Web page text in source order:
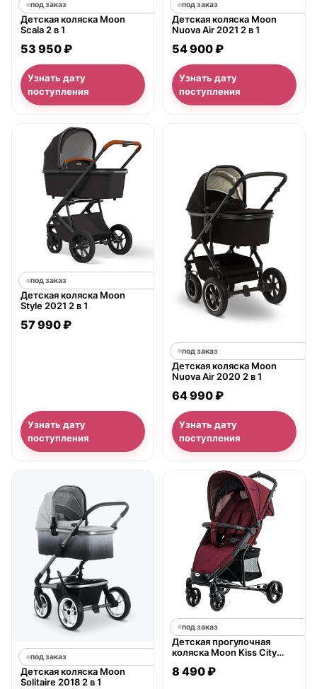
под заказ
Детская коляска Moon
Scala 2 в 1
53 950 ₽
Узнать дату
поступления
под заказ
Детская коляска Moon
Nuova Air 2021 2 в 1
54 900 ₽
Узнать дату
поступления
под заказ
Детская коляска Moon
Style 2021 2 в 1
57 990 ₽
Узнать дату
поступления
под заказ
Детская коляска Moon
Nuova Air 2020 2 в 1
64 990 ₽
Узнать дату
поступления
под заказ
Детская коляска Moon
Solitaire 2018 2 в 1
под заказ
Детская прогулочная
коляска Moon Kiss City
8 490 ₽